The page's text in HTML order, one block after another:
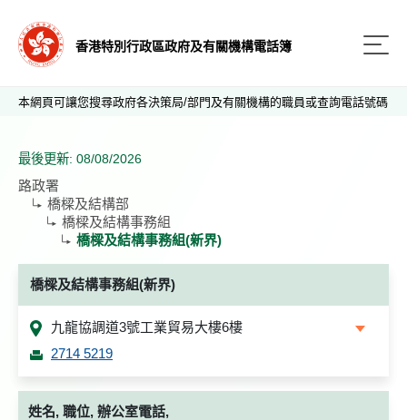
香港特別行政區政府及有關機構電話簿
本網頁可讓您搜尋政府各決策局/部門及有關機構的職員或查詢電話號碼
最後更新: 08/08/2026
路政署
橋樑及結構部
橋樑及結構事務組
橋樑及結構事務組(新界)
橋樑及結構事務組(新界)
九龍協調道3號工業貿易大樓6樓
2714 5219
姓名, 職位, 辦公室電話,